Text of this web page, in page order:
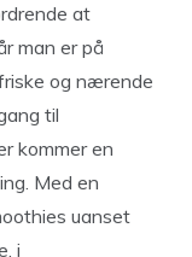
at
man er på
og nærende
til
kommer en
Med en
uanset
i